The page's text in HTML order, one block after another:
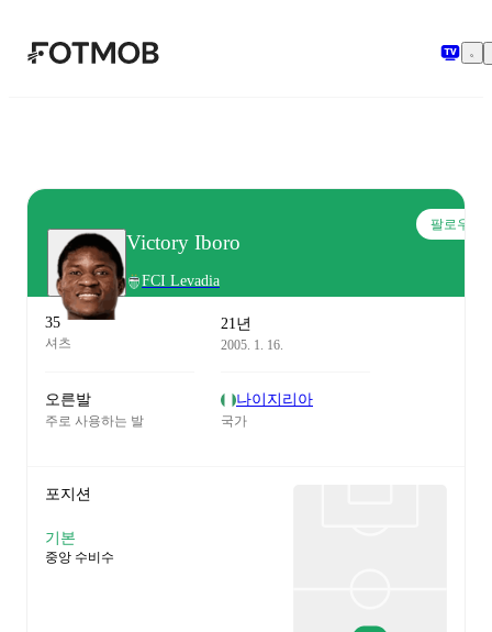
본문으로 건너뛰기
Victory Iboro
FCI Levadia
팔로우
35
셔츠
21년
2005. 1. 16.
오른발
주로 사용하는 발
나이지리아
국가
포지션
기본
중앙 수비수